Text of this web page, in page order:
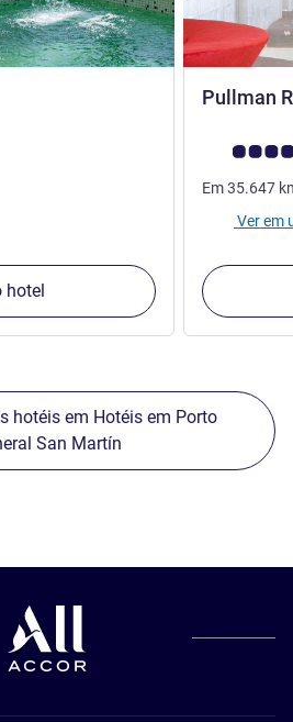
hotel
Pullman
Nota
Em35.647
Ver em
hotéis em Hotéis em Porto
San Martín